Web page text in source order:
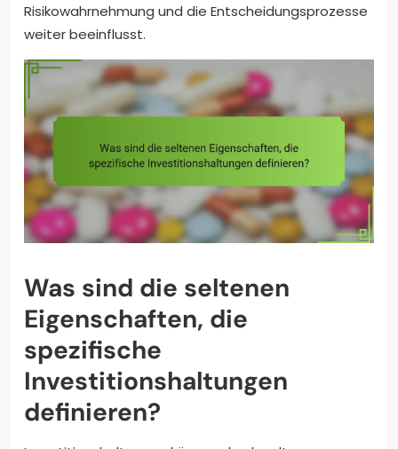
Risikowahrnehmung und die Entscheidungsprozesse
weiter beeinflusst.
Was sind die seltenen
Eigenschaften, die
spezifische
Investitionshaltungen
definieren?